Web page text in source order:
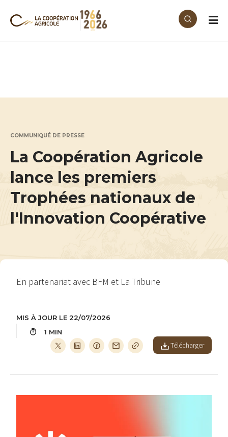
COMMUNIQUÉ DE PRESSE
La Coopération Agricole
lance les premiers
Trophées nationaux de
l'Innovation Coopérative
En partenariat avec BFM et La Tribune
MIS À JOUR LE 22/07/2026
1 MIN
Télécharger